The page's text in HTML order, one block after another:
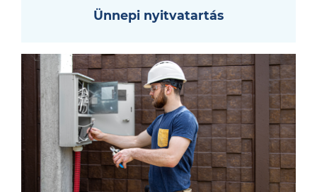
Ünnepi nyitvatartás